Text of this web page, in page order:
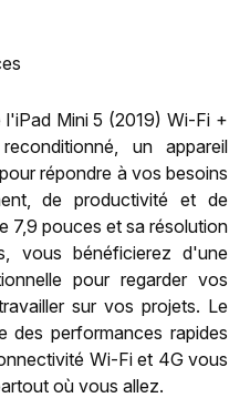
Mini 5 (2019) Wi-Fi +
un appareil
répondre à vos besoins
de productivité et de
7,9 pouces et sa résolution
bénéficierez d'une
pour regarder vos
sur vos projets. Le
des performances rapides
Wi-Fi et 4G vous
où vous allez.